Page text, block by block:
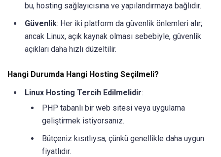
bu, hosting sağlayıcısına ve yapılandırmaya bağlıdır.
Güvenlik: Her iki platform da güvenlik önlemleri alır;
ancak Linux, açık kaynak olması sebebiyle, güvenlik
açıkları daha hızlı düzeltilir.
Hangi Durumda Hangi Hosting Seçilmeli?
Linux Hosting Tercih Edilmelidir:
PHP tabanlı bir web sitesi veya uygulama
geliştirmek istiyorsanız.
Bütçeniz kısıtlıysa, çünkü genellikle daha uygun
fiyatlıdır.